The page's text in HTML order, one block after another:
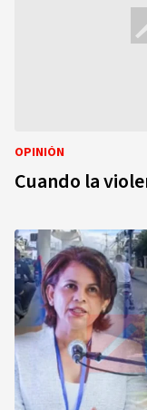
OPINIÓN
Cuando la